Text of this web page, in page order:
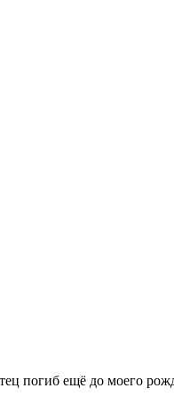
погиб ещё до моего